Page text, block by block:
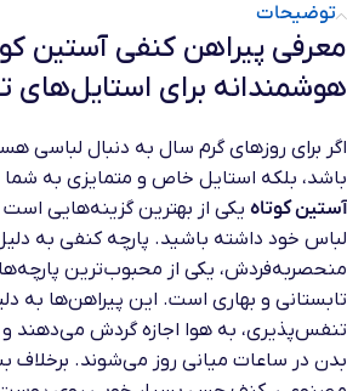
توضیحات
معرفی پیراهن کنفی آستین
هوشمندانه برای استایل‌های
اگر برای روزهای گرم سال به دنبال لباسی
باشد، بلکه استایل خاص و متمایزی به شما
آستین کوتاه یکی از بهترین گزینه‌هایی
لباس خود داشته باشید. پارچه کنفی به
منحصربه‌فردش، یکی از محبوب‌ترین
تابستانی و بهاری است. این پیراهن‌ها به
تنفس‌پذیری، به هوا اجازه گردش می‌دهند و
بدن در ساعات میانی روز می‌شوند. برخلاف